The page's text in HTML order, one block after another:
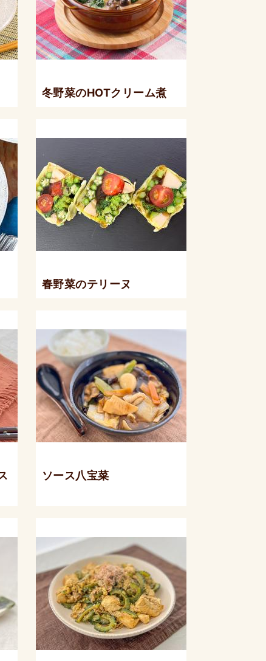
冬野菜のHOTクリーム煮
春野菜のテリーヌ
ソース八宝菜